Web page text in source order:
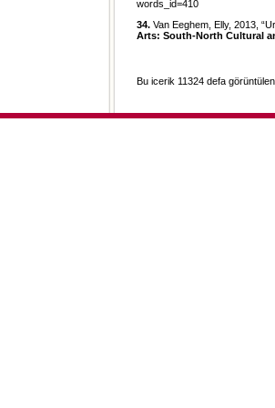
words_id=410
34. Van Eeghem, Elly, 2013,
Arts: South-North Cultural
Bu icerik 11324 defa